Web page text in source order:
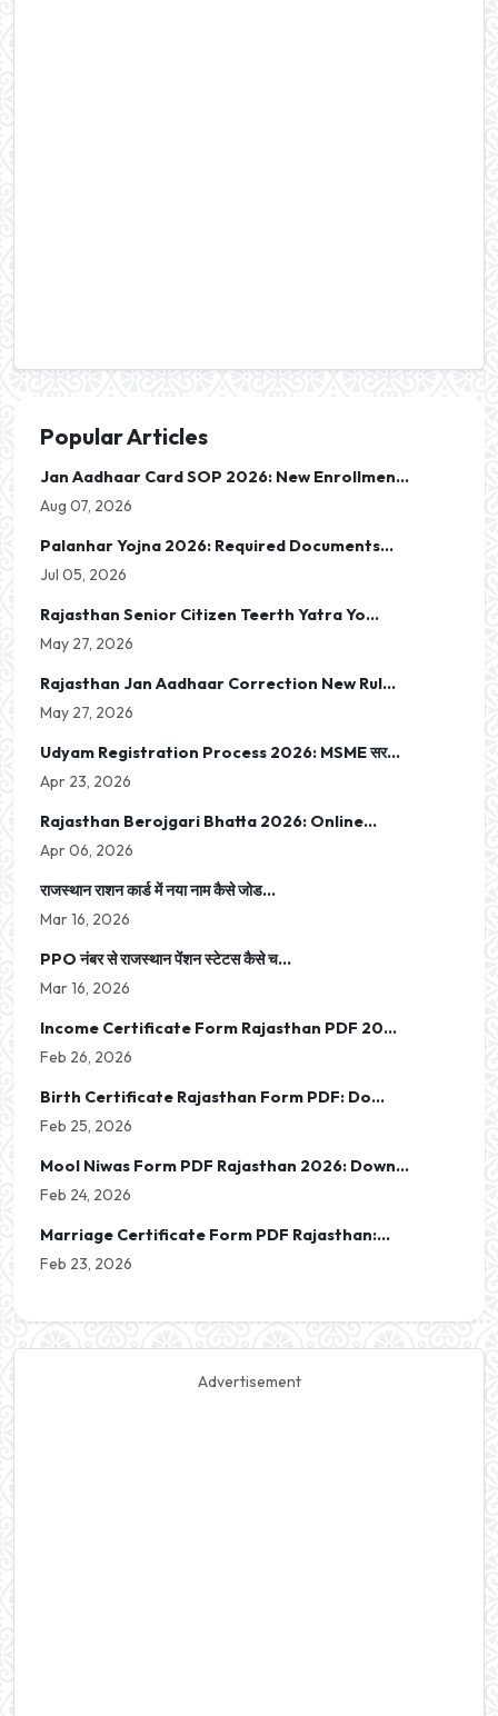
Popular Articles
Jan Aadhaar Card SOP 2026: New Enrollmen...
Aug 07, 2026
Palanhar Yojna 2026: Required Documents...
Jul 05, 2026
Rajasthan Senior Citizen Teerth Yatra Yo...
May 27, 2026
Rajasthan Jan Aadhaar Correction New Rul...
May 27, 2026
Udyam Registration Process 2026: MSME सर...
Apr 23, 2026
Rajasthan Berojgari Bhatta 2026: Online...
Apr 06, 2026
राजस्थान राशन कार्ड में नया नाम कैसे जोड...
Mar 16, 2026
PPO नंबर से राजस्थान पेंशन स्टेटस कैसे च...
Mar 16, 2026
Income Certificate Form Rajasthan PDF 20...
Feb 26, 2026
Birth Certificate Rajasthan Form PDF: Do...
Feb 25, 2026
Mool Niwas Form PDF Rajasthan 2026: Down...
Feb 24, 2026
Marriage Certificate Form PDF Rajasthan:...
Feb 23, 2026
Advertisement